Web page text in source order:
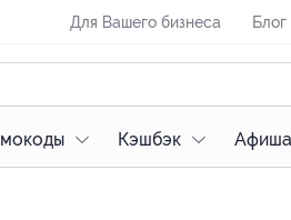
Для Вашего бизнеса Блог
Кэшбэк